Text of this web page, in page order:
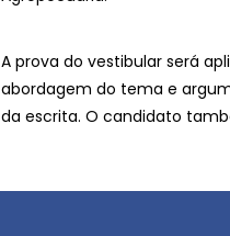
A prova do vestibular será
abordagem do tema e
da escrita. O candidato